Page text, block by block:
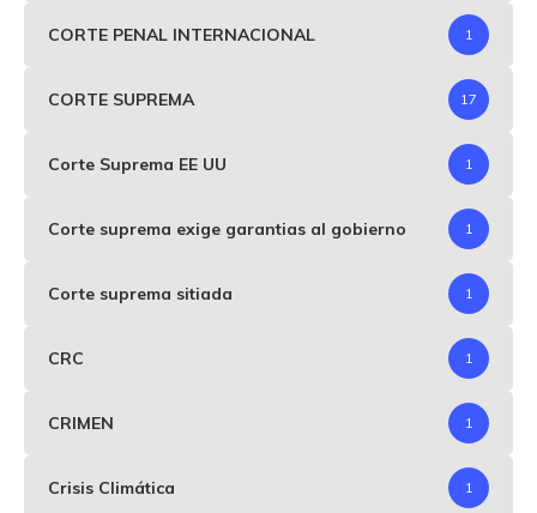
CORTE PENAL INTERNACIONAL 1
CORTE SUPREMA 17
Corte Suprema EE UU 1
Corte suprema exige garantias al gobierno 1
Corte suprema sitiada 1
CRC 1
CRIMEN 1
Crisis Climática 1